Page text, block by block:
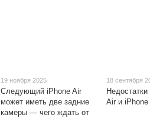
19 ноября 2025
Следующий iPhone Air
может иметь две задние
камеры — чего ждать от
18 сентября
Air и